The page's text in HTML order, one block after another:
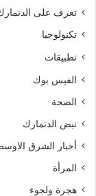
تعرف على
تكنولوجيا
تطبيقات
الفيس بوك
الصحة
نبض الدنمارك
أخبار الشرق
المرأة
هجرة ولجوء